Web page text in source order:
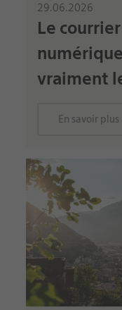
29.06.2026
Le
vraiment
En savoir plus